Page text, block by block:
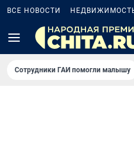
ВСЕ НОВОСТИ
Сотрудники ГАИ помогли малышу